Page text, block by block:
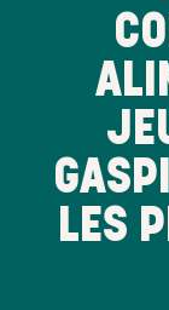
LES